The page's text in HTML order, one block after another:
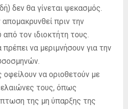
δεν θα γίνεται ψεκασμός.
πριν την
τον ιδιοκτήτη τους.
να μεριμνήσουν για την
οφείλουν να οριοθετούν με
τους, όπως
της μη ύπαρξης της